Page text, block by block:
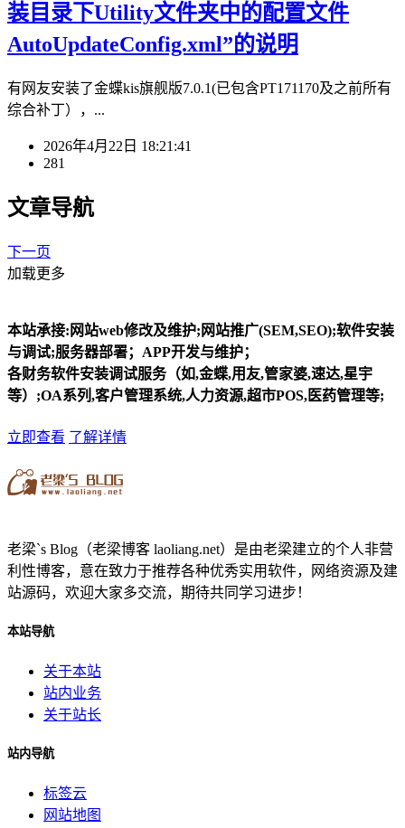
装目录下Utility文件夹中的配置文件
AutoUpdateConfig.xml”的说明
有网友安装了金蝶kis旗舰版7.0.1(已包含PT171170及之前所有
综合补丁），...
2026年4月22日 18:21:41
281
文章导航
下一页
加载更多
本站承接:网站web修改及维护;网站推广(SEM,SEO);软件安装
与调试;服务器部署；APP开发与维护；
各财务软件安装调试服务（如,金蝶,用友,管家婆,速达,星宇
等）;OA系列,客户管理系统,人力资源,超市POS,医药管理等;
立即查看 了解详情
老梁`s Blog（老梁博客 laoliang.net）是由老梁建立的个人非营
利性博客，意在致力于推荐各种优秀实用软件，网络资源及建
站源码，欢迎大家多交流，期待共同学习进步！
本站导航
关于本站
站内业务
关于站长
站内导航
标签云
网站地图